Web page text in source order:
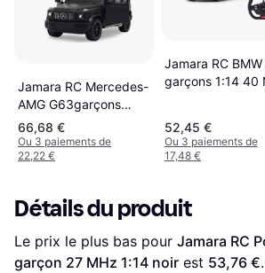
Jamara RC Mercedes-
AMG G63garçons
36,5 cm noir 1:14
66,68 €
Ou 3 paiements de
22,22 €
Jamara RC
garçons 1:14 40
52,45 €
Ou 3 paiements de
17,48 €
Détails du produit
Le prix le plus bas pour Jamara RC
garçon 27 MHz 1:14 noir est 53,76 €